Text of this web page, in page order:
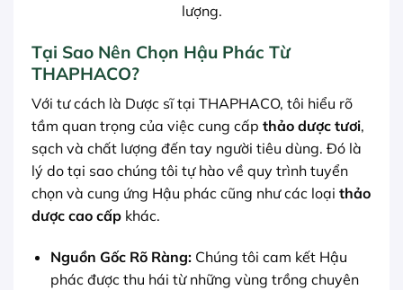
lượng.
Tại Sao Nên Chọn Hậu Phác Từ
THAPHACO?
Với tư cách là Dược sĩ tại THAPHACO, tôi hiểu rõ
tầm quan trọng của việc cung cấp thảo dược tươi,
sạch và chất lượng đến tay người tiêu dùng. Đó là
lý do tại sao chúng tôi tự hào về quy trình tuyển
chọn và cung ứng Hậu phác cũng như các loại thảo
dược cao cấp khác.
Nguồn Gốc Rõ Ràng:Chúng tôi cam kết Hậu
phác được thu hái từ những vùng trồng chuyên